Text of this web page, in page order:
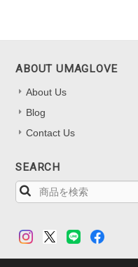
ABOUT UMAGLOVE
About Us
Blog
Contact Us
SEARCH